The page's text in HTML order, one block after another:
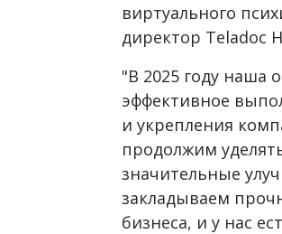
виртуального
директор Teladoc
"В 2025 году наша
эффективное
и укрепления
продолжим
значительные
закладываем
бизнеса, и у нас